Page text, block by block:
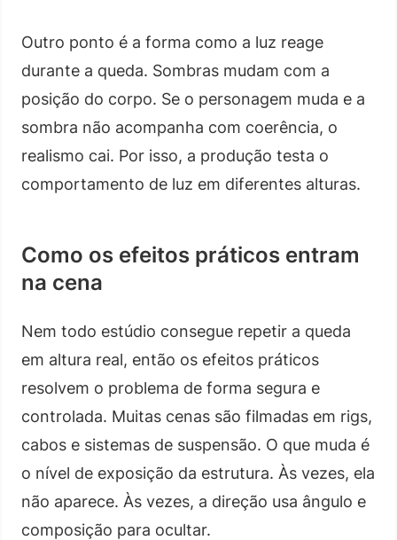
Outro ponto é a forma como a luz reage
durante a queda. Sombras mudam com a
posição do corpo. Se o personagem muda e a
sombra não acompanha com coerência, o
realismo cai. Por isso, a produção testa o
comportamento de luz em diferentes alturas.
Como os efeitos práticos entram
na cena
Nem todo estúdio consegue repetir a queda
em altura real, então os efeitos práticos
resolvem o problema de forma segura e
controlada. Muitas cenas são filmadas em rigs,
cabos e sistemas de suspensão. O que muda é
o nível de exposição da estrutura. Às vezes, ela
não aparece. Às vezes, a direção usa ângulo e
composição para ocultar.